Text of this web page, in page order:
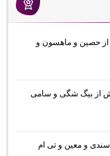
از حصین و ماهسون و
از بیگ شگی و سامی
سندی و معین و تی ام